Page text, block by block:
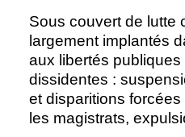
Sous couvert de lutte
largement implantés
aux libertés
dissidentes :
et disparitions
les magistrats,